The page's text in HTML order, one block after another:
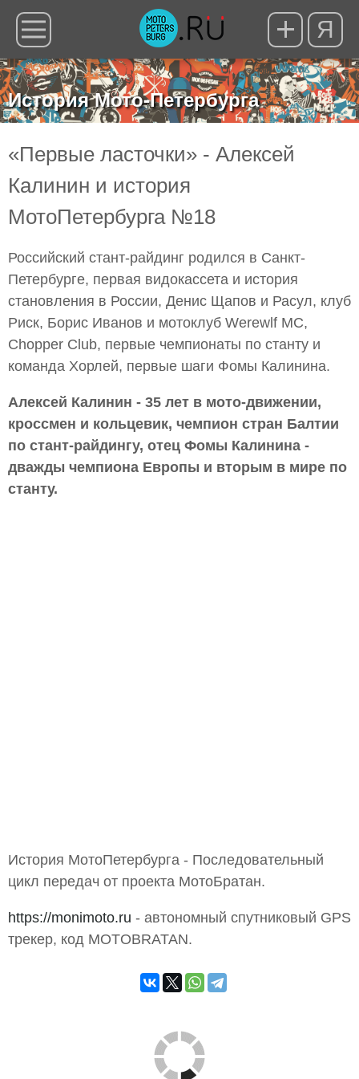
Я
История Мото-Петербурга
«Первые ласточки» - Алексей
Калинин и история
МотоПетербурга №18
Российский стант-райдинг родился в Санкт-
Петербурге, первая видокассета и история
становления в России, Денис Щапов и Расул, клуб
Риск, Борис Иванов и мотоклуб Werewlf MC,
Chopper Club, первые чемпионаты по станту и
команда Хорлей, первые шаги Фомы Калинина.
Алексей Калинин - 35 лет в мото-движении,
кроссмен и кольцевик, чемпион стран Балтии
по стант-райдингу, отец Фомы Калинина -
дважды чемпиона Европы и вторым в мире по
станту.
История МотоПетербурга - Последовательный
цикл передач от проекта МотоБратан.
https://monimoto.ru - автономный спутниковый GPS
трекер, код MOTOBRATAN.